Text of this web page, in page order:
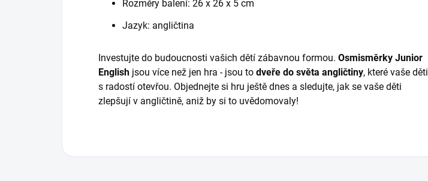
Rozměry balení: 26 x 26 x 5 cm
Jazyk: angličtina
Investujte do budoucnosti vašich dětí zábavnou formou. Osmisměrky Junior
English jsou více než jen hra - jsou to dveře do světa angličtiny, které vaše děti
s radostí otevřou. Objednejte si hru ještě dnes a sledujte, jak se vaše děti
zlepšují v angličtině, aniž by si to uvědomovaly!